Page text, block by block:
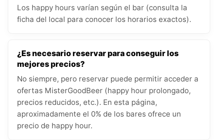
Los happy hours varían según el bar (consulta la
ficha del local para conocer los horarios exactos).
¿Es necesario reservar para conseguir los
mejores precios?
No siempre, pero reservar puede permitir acceder a
ofertas MisterGoodBeer (happy hour prolongado,
precios reducidos, etc.). En esta página,
aproximadamente el 0% de los bares ofrece un
precio de happy hour.